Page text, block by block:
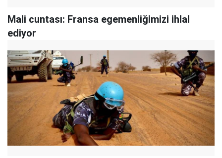
Mali cuntası: Fransa egemenliğimizi ihlal
ediyor